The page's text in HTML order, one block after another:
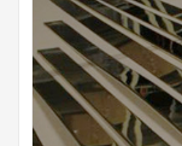
Плинтуса
Профили для
Обводы для труб